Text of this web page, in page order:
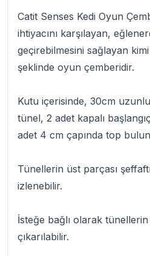
Catit Senses Kedi Oyun
ihtiyacını karşılayan,
geçirebilmesini sağlayan
şeklinde oyun çemberidir.
Kutu içerisinde, 30cm
tünel, 2 adet kapalı
adet 4 cm çapında top
Tünellerin üst parçası
izlenebilir.
İsteğe bağlı olarak
çıkarılabilir.